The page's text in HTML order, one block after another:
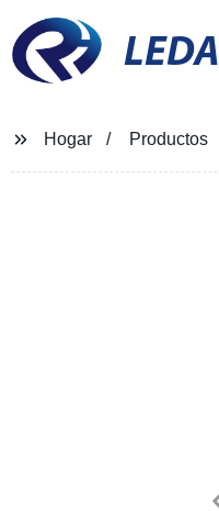
LEDA
Hogar Productos